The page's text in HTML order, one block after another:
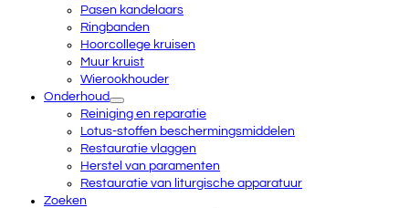
Pasen kandelaars
Ringbanden
Hoorcollege kruisen
Muur kruist
Wierookhouder
Onderhoud
Reiniging en reparatie
Lotus-stoffen beschermingsmiddelen
Restauratie vlaggen
Herstel van paramenten
Restauratie van liturgische apparatuur
Zoeken